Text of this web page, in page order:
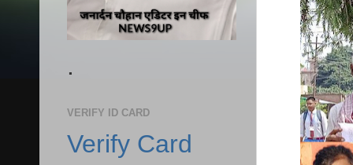
.
VERIFY ID CARD
Verify Card